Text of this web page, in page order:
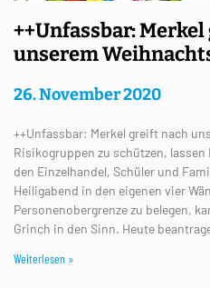
++Unfassbar:
unserem
26. November 2020
++Unfassbar: Merkel greift nach
Risikogruppen zu schützen,
den Einzelhandel, Schüler und
Heiligabend in den eigenen vier
Personenobergrenze zu belegen,
Grinch in den Sinn. Heute
Weiterlesen »